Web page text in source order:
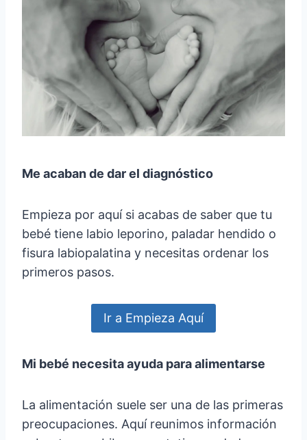
Me acaban de dar el diagnóstico
Empieza por aquí si acabas de saber que tu
bebé tiene labio leporino, paladar hendido o
fisura labiopalatina y necesitas ordenar los
primeros pasos.
Ir a Empieza Aquí
Mi bebé necesita ayuda para alimentarse
La alimentación suele ser una de las primeras
preocupaciones. Aquí reunimos información